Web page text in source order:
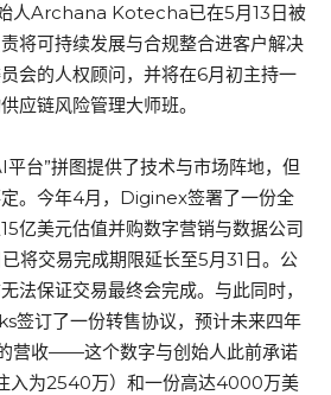
Archana Kotecha已在5月13日被
将可持续发展与合规整合进客户解决
会的人权顾问，并将在6月初主持一
应链风险管理大师班。
平台”拼图提供了技术与市场阵地，但
。今年4月，Diginex签署了一份全
亿美元估值并购数字营销与数据公司
将交易完成期限延长至5月31日。公
法保证交易最终会完成。与此同时，
订了一份转售协议，预计未来四年
营收——这个数字与创始人此前承诺
入为2540万）和一份高达4000万美